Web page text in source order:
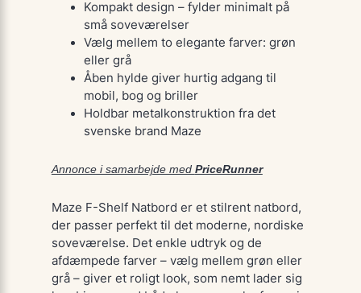
Kompakt design – fylder minimalt på
små soveværelser
Vælg mellem to elegante farver: grøn
eller grå
Åben hylde giver hurtig adgang til
mobil, bog og briller
Holdbar metalkonstruktion fra det
svenske brand Maze
Annonce i samarbejde med PriceRunner
Maze F-Shelf Natbord er et stilrent natbord,
der passer perfekt til det moderne, nordiske
soveværelse. Det enkle udtryk og de
afdæmpede farver – vælg mellem grøn eller
grå – giver et roligt look, som nemt lader sig